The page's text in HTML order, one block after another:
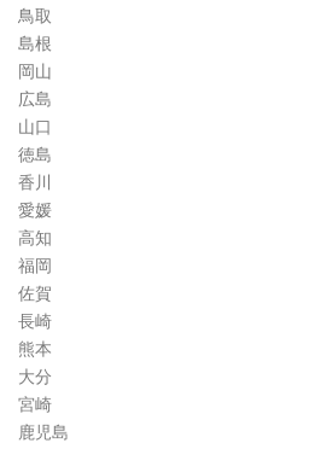
鳥取
島根
岡山
広島
山口
徳島
香川
愛媛
高知
福岡
佐賀
長崎
熊本
大分
宮崎
鹿児島